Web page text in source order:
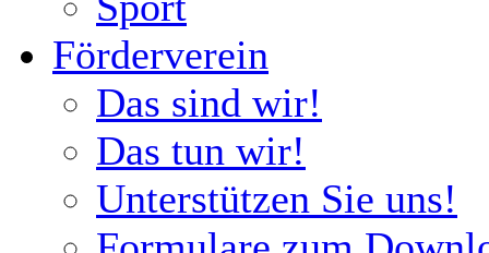
Förderverein
Das sind wir!
Das tun wir!
Unterstützen Sie uns!